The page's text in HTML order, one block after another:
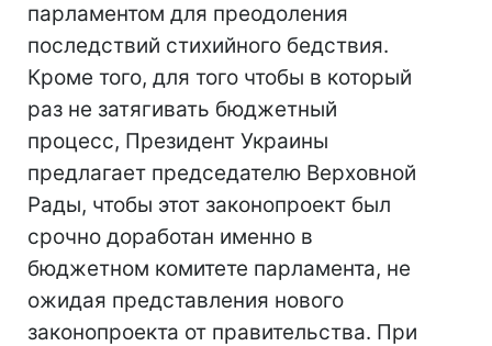
парламентом для преодоления
последствий стихийного бедствия.
Кроме того, для того чтобы в который
раз не затягивать бюджетный
процесс, Президент Украины
предлагает председателю Верховной
Рады, чтобы этот законопроект был
срочно доработан именно в
бюджетном комитете парламента, не
ожидая представления нового
законопроекта от правительства. При